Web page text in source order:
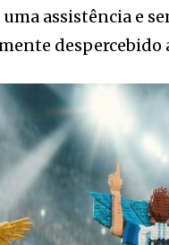
uma assistência e
despercebido